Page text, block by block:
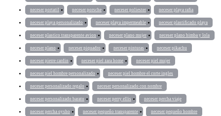
neceser portatil neceser porsche neceser poliester neceser playa rafia
neceser playa personalizado neceser playa impermeable neceser plastificado playa
neceser plastico transparente avion neceser plano mujer neceser plano bimba y lola
neceser plano neceser piquadro neceser pinturas neceser pikachu
neceser pierre cardin neceser piel zara home neceser piel mujer
neceser piel hombre personalizado neceser piel hombre el corte ingles
neceser personalizado regalo neceser personalizado con nombre
neceser personalizado barato neceser perry ellis neceser percha viaje
neceser percha oysho neceser pequeño transparente neceser pequeño hombre